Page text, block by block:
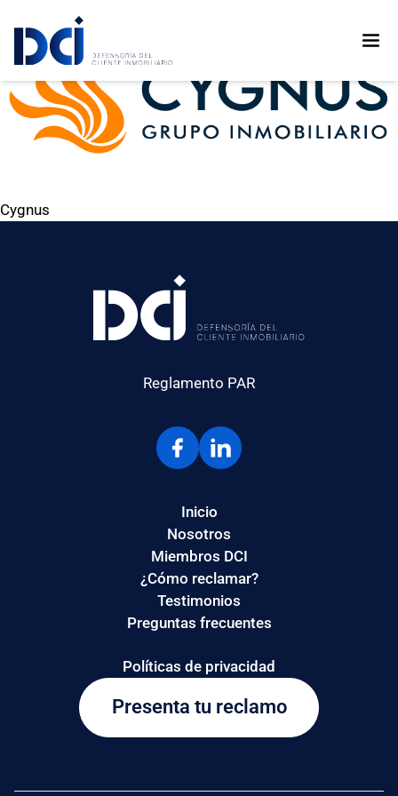
Cygnus
Reglamento PAR
Presenta tu reclamo
Inicio
Nosotros
Miembros DCI
¿Cómo reclamar?
Testimonios
Preguntas frecuentes
Políticas de privacidad